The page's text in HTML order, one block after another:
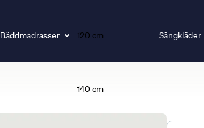
Bäddmadrasser 120 cm
140 cm
Sängkläder